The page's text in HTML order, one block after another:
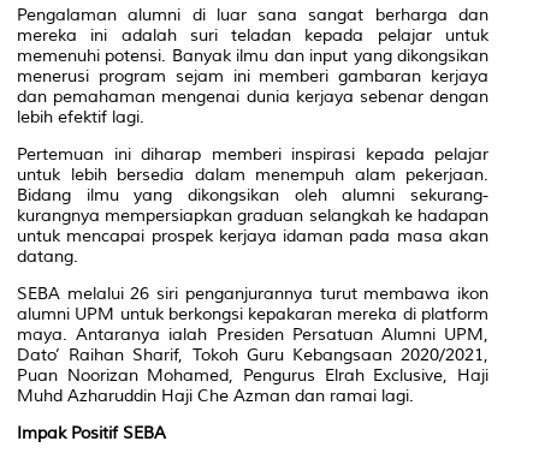
Pengalaman alumni di luar sana sangat berharga dan
mereka ini adalah suri teladan kepada pelajar untuk
memenuhi potensi. Banyak ilmu dan input yang dikongsikan
menerusi program sejam ini memberi gambaran kerjaya
dan pemahaman mengenai dunia kerjaya sebenar dengan
lebih efektif lagi.
Pertemuan ini diharap memberi inspirasi kepada pelajar
untuk lebih bersedia dalam menempuh alam pekerjaan.
Bidang ilmu yang dikongsikan oleh alumni sekurang-
kurangnya mempersiapkan graduan selangkah ke hadapan
untuk mencapai prospek kerjaya idaman pada masa akan
datang.
SEBA melalui 26 siri penganjurannya turut membawa ikon
alumni UPM untuk berkongsi kepakaran mereka di platform
maya. Antaranya ialah Presiden Persatuan Alumni UPM,
Dato’ Raihan Sharif, Tokoh Guru Kebangsaan 2020/2021,
Puan Noorizan Mohamed, Pengurus Elrah Exclusive, Haji
Muhd Azharuddin Haji Che Azman dan ramai lagi.
Impak Positif SEBA